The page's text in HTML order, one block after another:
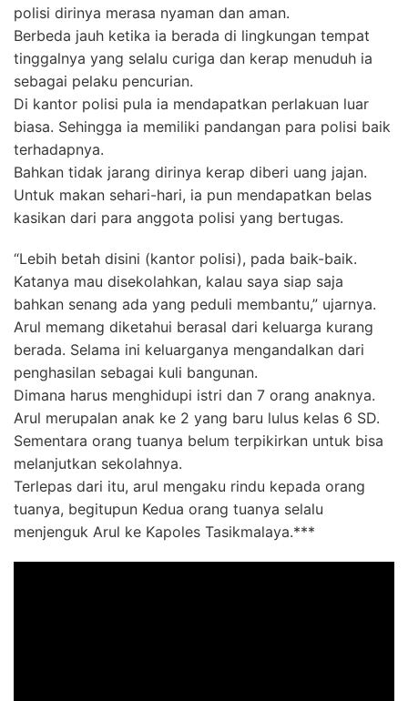
polisi dirinya merasa nyaman dan aman.
Berbeda jauh ketika ia berada di lingkungan tempat
tinggalnya yang selalu curiga dan kerap menuduh ia
sebagai pelaku pencurian.
Di kantor polisi pula ia mendapatkan perlakuan luar
biasa. Sehingga ia memiliki pandangan para polisi baik
terhadapnya.
Bahkan tidak jarang dirinya kerap diberi uang jajan.
Untuk makan sehari-hari, ia pun mendapatkan belas
kasikan dari para anggota polisi yang bertugas.
“Lebih betah disini (kantor polisi), pada baik-baik.
Katanya mau disekolahkan, kalau saya siap saja
bahkan senang ada yang peduli membantu,” ujarnya.
Arul memang diketahui berasal dari keluarga kurang
berada. Selama ini keluarganya mengandalkan dari
penghasilan sebagai kuli bangunan.
Dimana harus menghidupi istri dan 7 orang anaknya.
Arul merupalan anak ke 2 yang baru lulus kelas 6 SD.
Sementara orang tuanya belum terpikirkan untuk bisa
melanjutkan sekolahnya.
Terlepas dari itu, arul mengaku rindu kepada orang
tuanya, begitupun Kedua orang tuanya selalu
menjenguk Arul ke Kapoles Tasikmalaya.***